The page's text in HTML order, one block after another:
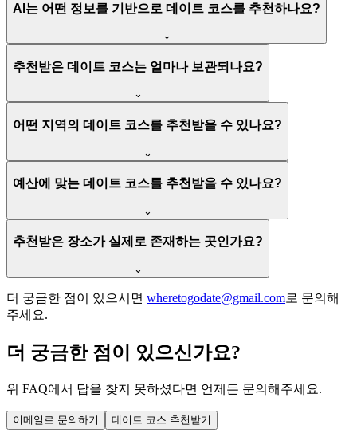
AI는 어떤 정보를 기반으로 데이트 코스를 추천하나요?
⌄
추천받은 데이트 코스는 얼마나 보관되나요?
⌄
어떤 지역의 데이트 코스를 추천받을 수 있나요?
⌄
예산에 맞는 데이트 코스를 추천받을 수 있나요?
⌄
추천받은 장소가 실제로 존재하는 곳인가요?
⌄
더 궁금한 점이 있으시면 wheretogodate@gmail.com로 문의해
주세요.
더 궁금한 점이 있으신가요?
위 FAQ에서 답을 찾지 못하셨다면 언제든 문의해주세요.
이메일로 문의하기 데이트 코스 추천받기